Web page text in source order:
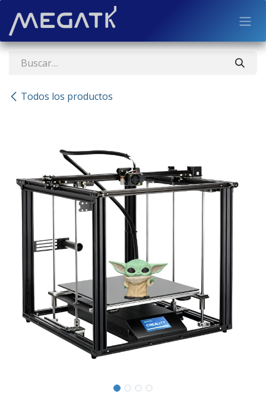
Todos los productos